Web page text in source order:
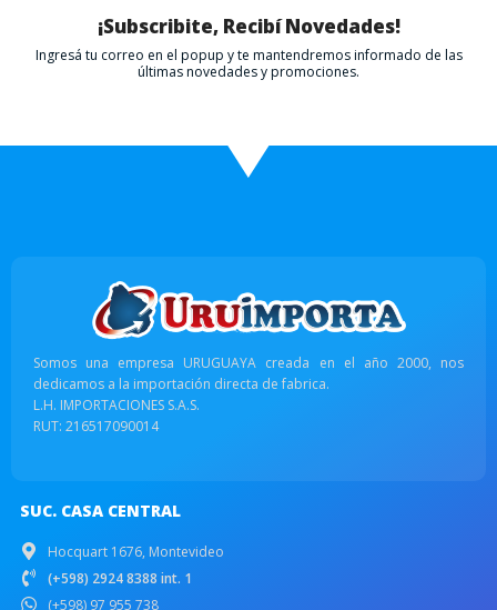
¡Subscribite, Recibí Novedades!
Ingresá tu correo en el popup y te mantendremos informado de las
últimas novedades y promociones.
Somos una empresa URUGUAYA creada en el año 2000, nos
dedicamos a la importación directa de fabrica.
L.H. IMPORTACIONES S.A.S.
RUT: 216517090014
SUC. CASA CENTRAL
Hocquart 1676, Montevideo
(+598) 2924 8388 int. 1
(+598) 97 955 738